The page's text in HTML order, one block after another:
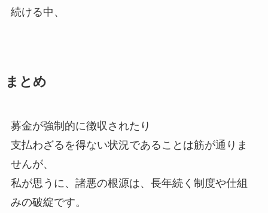
続ける中、
まとめ
募金が強制的に徴収されたり
支払わざるを得ない状況であることは筋が通りま
せんが、
私が思うに、諸悪の根源は、長年続く制度や仕組
みの破綻です。